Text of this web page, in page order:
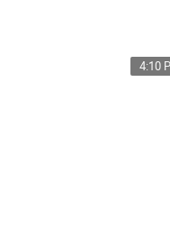
4:10